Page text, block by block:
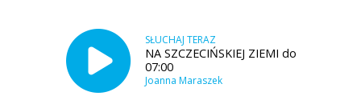
SŁUCHAJ TERAZ
NA SZCZECIŃSKIEJ ZIEMI do
07:00
Joanna Maraszek